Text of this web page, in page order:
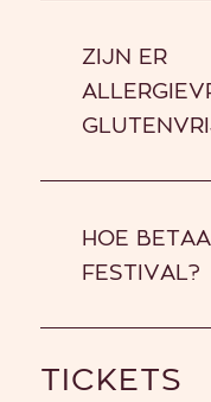
ZIJN ER
HOE
FESTIVAL?
TICKETS